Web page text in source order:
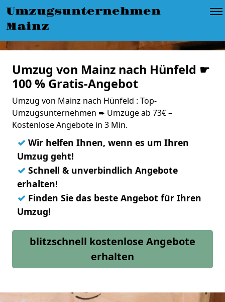
Umzugsunternehmen
Mainz
Umzug von Mainz nach Hünfeld ☛
100 % Gratis-Angebot
Umzug von Mainz nach Hünfeld : Top-
Umzugsunternehmen ➨ Umzüge ab 73€ –
Kostenlose Angebote in 3 Min.
✓ Wir helfen Ihnen, wenn es um Ihren
Umzug geht!
✓ Schnell & unverbindlich Angebote
erhalten!
✓ Finden Sie das beste Angebot für Ihren
Umzug!
blitzschnell kostenlose Angebote
erhalten